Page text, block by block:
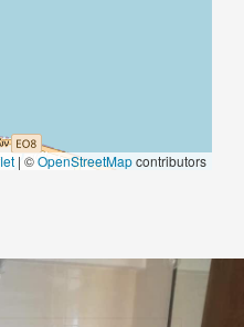
| ©OpenStreetMapcontributors